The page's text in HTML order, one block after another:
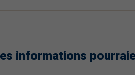
informations